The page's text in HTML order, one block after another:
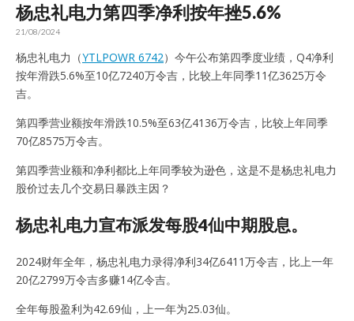
杨忠礼电力第四季净利按年挫5.6%
21/08/2024
杨忠礼电力（YTLPOWR 6742）今午公布第四季度业绩，Q4净利
按年滑跌5.6%至10亿7240万令吉，比较上年同季11亿3625万令
吉。
第四季营业额按年滑跌10.5%至63亿4136万令吉，比较上年同季
70亿8575万令吉。
第四季营业额和净利都比上年同季较为逊色，这是不是杨忠礼电力
股价过去几个交易日暴跌主因？
杨忠礼电力宣布派发每股4仙中期股息。
2024财年全年，杨忠礼电力录得净利34亿6411万令吉，比上一年
20亿2799万令吉多赚14亿令吉。
全年每股盈利为42.69仙，上一年为25.03仙。